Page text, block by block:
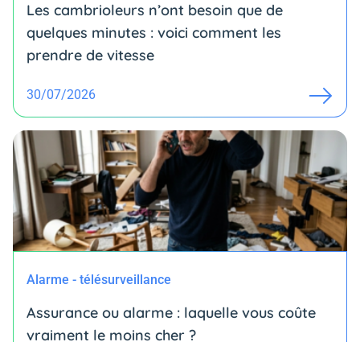
Les cambrioleurs n’ont besoin que de
quelques minutes : voici comment les
prendre de vitesse
30/07/2026
Alarme - télésurveillance
Assurance ou alarme : laquelle vous coûte
vraiment le moins cher ?